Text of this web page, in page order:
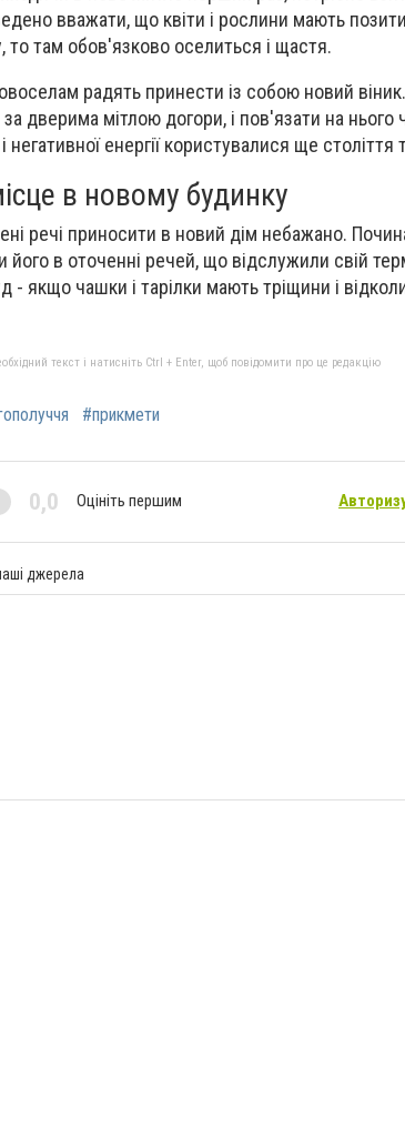
вважати, що квіти і рослини мають
то там обов'язково оселиться і щастя.
радять принести із собою новий
за дверима мітлою догори, і пов'язати на нього
енергії користувалися ще століття
в новому будинку
речі приносити в новий дім небажано.
його в оточенні речей, що відслужили свій
- якщо чашки і тарілки мають тріщини і
текст і натисніть Ctrl + Enter, щоб повідомити про це редакцію
#прикмети
0,0 Оцініть першим
джерела